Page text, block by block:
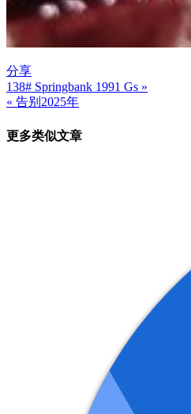
分享
文
导
138# Springbank 1991 Gs »
« 告别2025年
更多类似文章